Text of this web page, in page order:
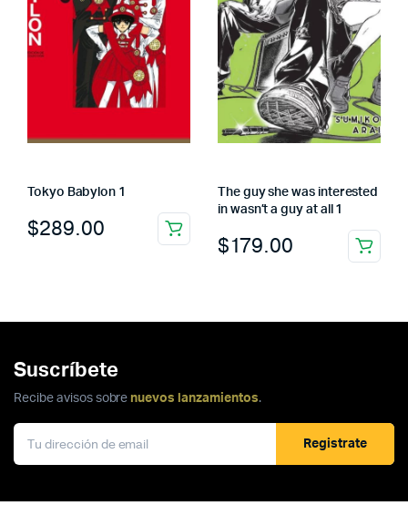
Tokyo Babylon 1
$289.00
The guy she was interested
in wasn’t a guy at all 1
$179.00
Suscríbete
Recibe avisos sobre nuevos lanzamientos.
Registrate